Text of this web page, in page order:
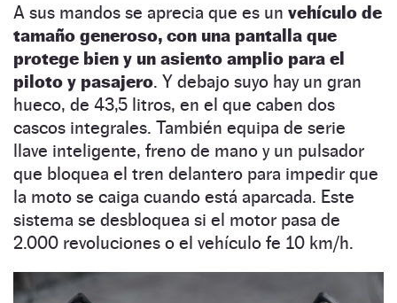
A sus mandos se aprecia que es un vehículo de
tamaño generoso, con una pantalla que
protege bien y un asiento amplio para el
piloto y pasajero. Y debajo suyo hay un gran
hueco, de 43,5 litros, en el que caben dos
cascos integrales. También equipa de serie
llave inteligente, freno de mano y un pulsador
que bloquea el tren delantero para impedir que
la moto se caiga cuando está aparcada. Este
sistema se desbloquea si el motor pasa de
2.000 revoluciones o el vehículo fe 10 km/h.